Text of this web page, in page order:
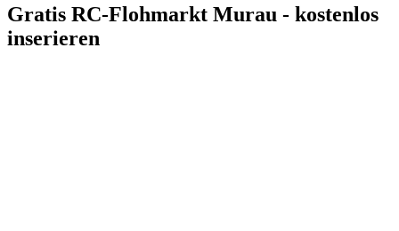
Gratis RC-Flohmarkt Murau - kostenlos
inserieren